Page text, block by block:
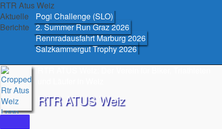
Skip
to
content
RTR Atus Weiz
Aktuelle
Berichte
Pogi Challenge (SLO)
2. Summer Run Graz 2026
Rennradausfahrt Marburg 2026
Salzkammergut Trophy 2026
RTR ATUS Weiz